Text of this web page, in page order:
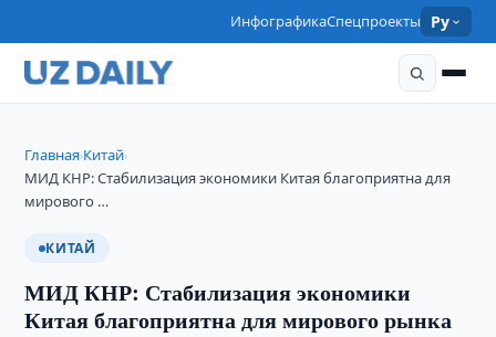
ИнфографикаСпецпроекты Ру
Главная›Китай›
МИД КНР: Стабилизация экономики Китая благоприятна для
мирового …
КИТАЙ
МИД КНР: Стабилизация экономики
Китая благоприятна для мирового рынка